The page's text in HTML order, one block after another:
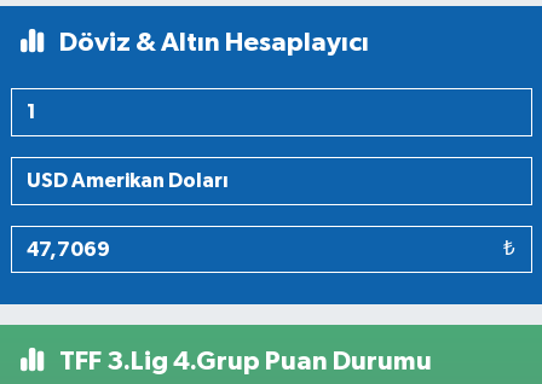
Döviz & Altın Hesaplayıcı
₺
TFF 3.Lig 4.Grup Puan Durumu